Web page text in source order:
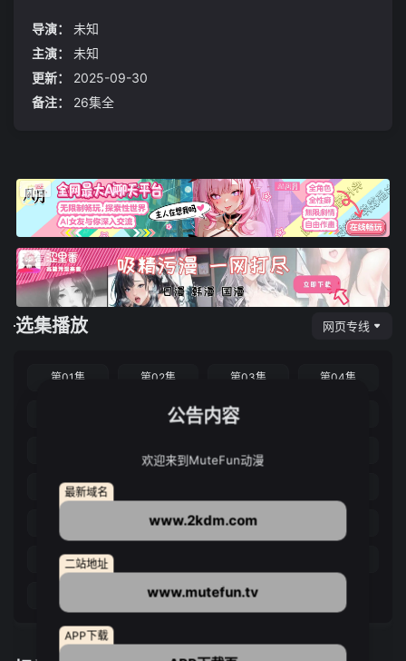
想，如果这个暑假永远不会结束就好了。
导演：
未知
主演：
未知
更新：
2025-09-30
备注：
26集全
选集播放 网页专线
第01集 第02集 第03集 第04集
第06集 第07集
第13集
第18集 第19集
第21集
第26集
公告内容
欢迎来到MuteFun动漫
最新域名
www.2kdm.com
二站地址
www.mutefun.tv
APP下载